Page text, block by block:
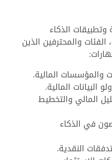
الذكاء
والمحترفين الذين
والمؤسسات المالية.
البيانات المالية.
المالي والتخطيط
في الذكاء
النقدية.